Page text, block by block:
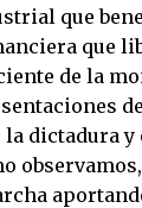
que
que
de la
dictadura